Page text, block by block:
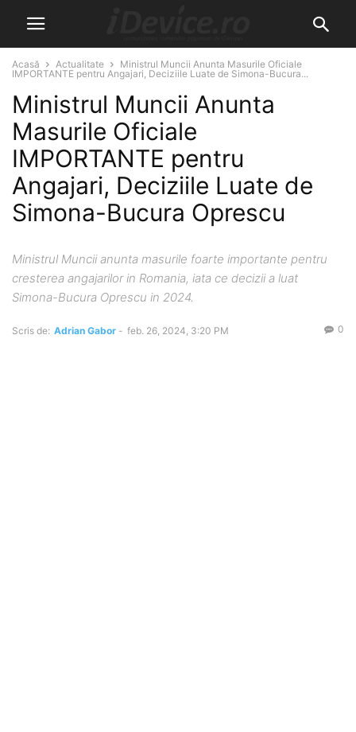
Acasă Actualitate
Ministrul Muncii Anunta Masurile Oficiale
IMPORTANTE pentru Angajari, Deciziile Luate de Simona-Bucura...
Ministrul Muncii Anunta
Masurile Oficiale
IMPORTANTE pentru
Angajari, Deciziile Luate de
Simona-Bucura Oprescu
Ministrul Muncii anunta masurile foarte importante pentru
cresterea angajarilor in Romania, iata ce decizii a luat
Simona-Bucura Oprescu in 2024.
Scris de: Adrian Gabor - feb. 26, 2024, 3:20 PM 0